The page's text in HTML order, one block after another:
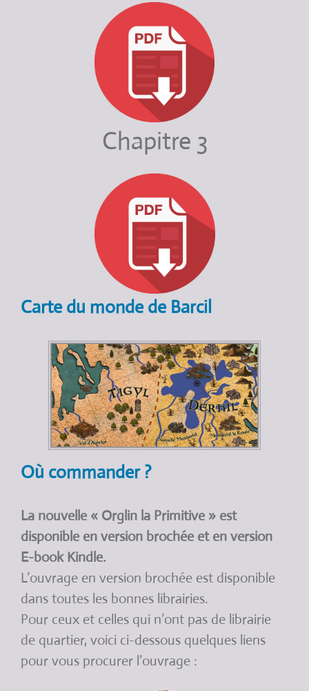
Chapitre 3
Carte du monde de Barcil
Où commander ?
La nouvelle « Orglin la Primitive » est
disponible en version brochée et en version
E-book Kindle.
L’ouvrage en version brochée est disponible
dans toutes les bonnes librairies.
Pour ceux et celles qui n’ont pas de librairie
de quartier, voici ci-dessous quelques liens
pour vous procurer l’ouvrage :